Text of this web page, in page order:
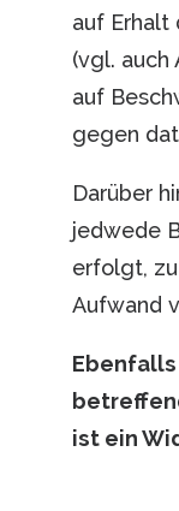
auf Erhalt
(vgl. auch
auf
gegen
Darüber
jedwede
erfolgt,
Aufwand
Ebenfalls
ist ein